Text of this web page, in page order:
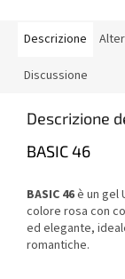
Descrizione
Discussione
Descrizione
BASIC 46
BASIC 46è un gel
colore rosa con
ed elegante,
romantiche.